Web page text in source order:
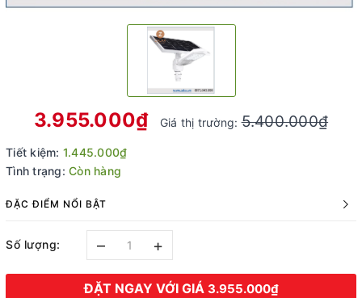
3.955.000₫ Giá thị trường:5.400.000₫
Tiết kiệm: 1.445.000₫
Tình trạng: Còn hàng
ĐẶC ĐIỂM NỔI BẬT
Số lượng: – +
ĐẶT NGAY VỚI GIÁ 3.955.000₫